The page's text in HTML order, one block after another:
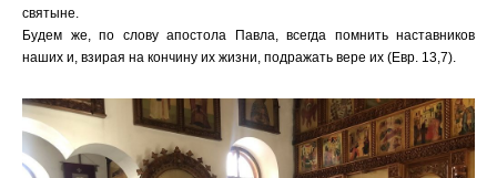
святыне.
Будем же, по слову апостола Павла, всегда помнить наставников
наших и, взирая на кончину их жизни, подражать вере их (Евр. 13,7).